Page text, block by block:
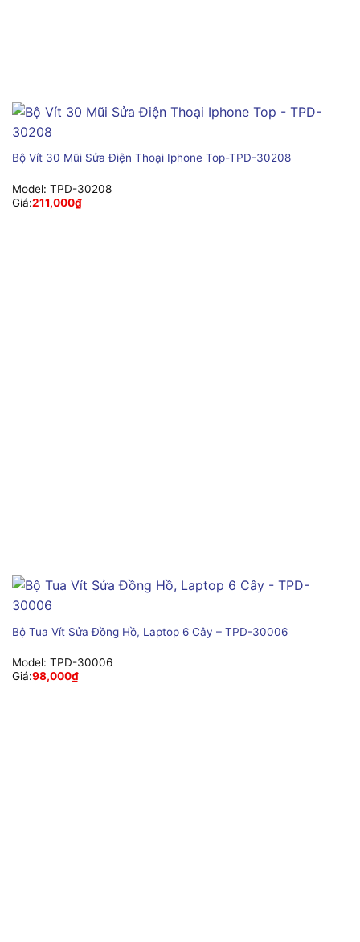
Bộ Vít 30 Mũi Sửa Điện Thoại Iphone Top-TPD-30208
Model: TPD-30208
Giá:211,000₫
Bộ Tua Vít Sửa Đồng Hồ, Laptop 6 Cây – TPD-30006
Model: TPD-30006
Giá:98,000₫